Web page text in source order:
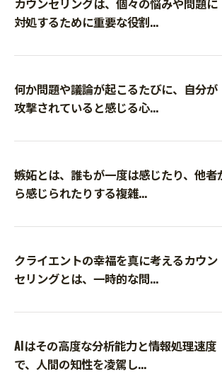
対処するために重要な役割...
何か問題や議論が起こるたびに、自分が
攻撃されていると感じる心...
嫉妬とは、誰もが一度は感じたり、他者
ら感じられたりする複雑...
クライエントの幸福を真に考えるカウン
セリングとは、一時的な問...
AIはその高度な分析能力と情報処理速度
で、人間の知性を凌駕し...